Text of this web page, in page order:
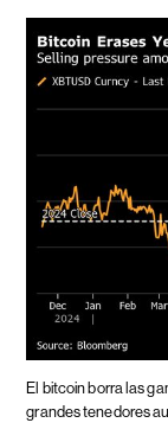
El bitcoin borra las
grandes tenedores